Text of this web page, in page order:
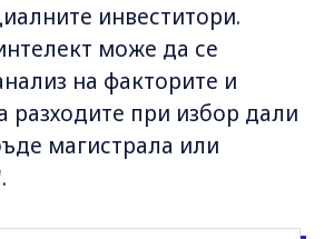
инвеститори.
може да се
на факторите и
разходите при избор дали
магистрала или